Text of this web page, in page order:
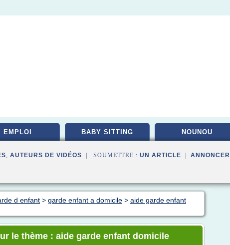
EMPLOI BABY SITTING NOUNOU
, AUTEURS DE VIDÉOS | SOUMETTRE : UN ARTICLE ANNONCER
d enfant > garde enfant a domicile > aide garde enfant
le thème : aide garde enfant domicile